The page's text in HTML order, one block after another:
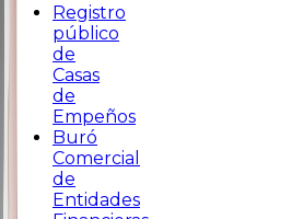
Registro
público
de
Casas
de
Empeños
Buró
Comercial
de
Entidades